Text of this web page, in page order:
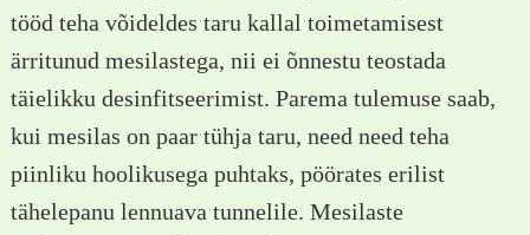
tööd teha võideldes taru kallal toimetamisest
ärritunud mesilastega, nii ei õnnestu teostada
täielikku desinfitseerimist. Parema tulemuse saab,
kui mesilas on paar tühja taru, need need teha
piinliku hoolikusega puhtaks, pöörates erilist
tähelepanu lennuava tunnelile. Mesilaste